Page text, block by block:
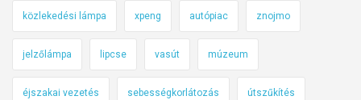
közlekedési lámpa xpeng autópiac znojmo
jelzőlámpa lipcse vasút múzeum
éjszakai vezetés sebességkorlátozás útszűkítés